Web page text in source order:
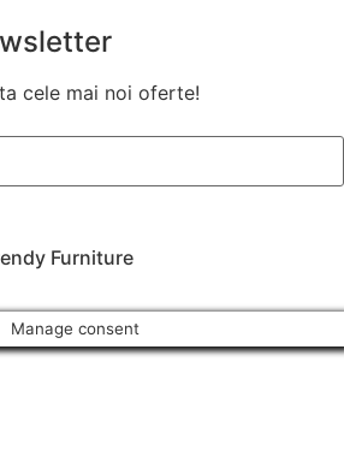
cele mai noi oferte!
Furniture
Manage consent